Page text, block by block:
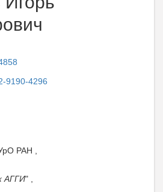
9190-4296
РАН ,
АГГИ" ,